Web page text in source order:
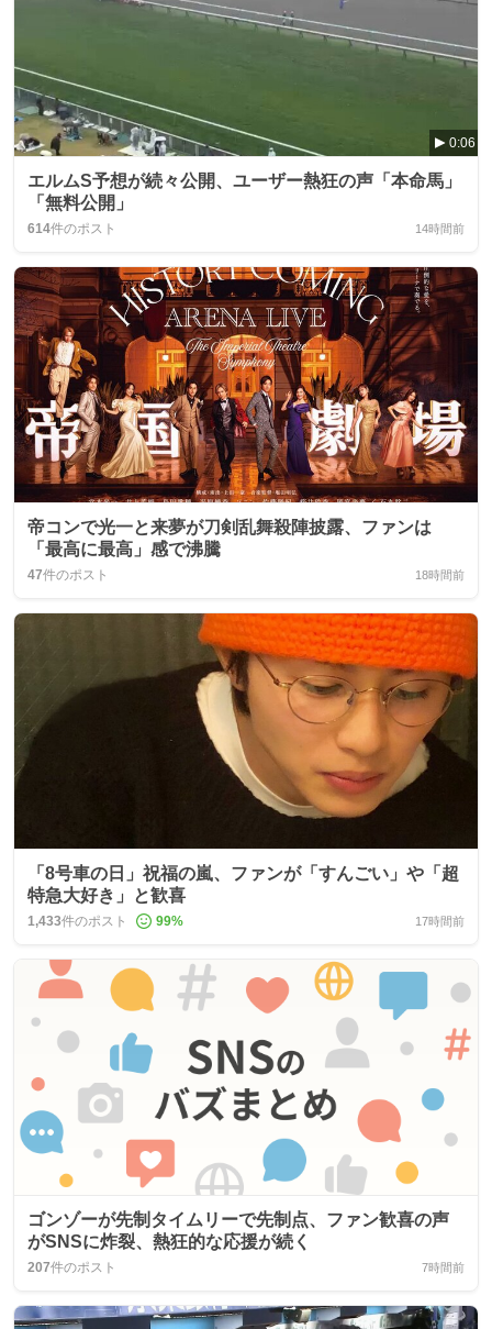
0:06
エルムS予想が続々公開、ユーザー熱狂の声「本命馬」
「無料公開」
614件のポスト 14時間前
帝コンで光一と来夢が刀剣乱舞殺陣披露、ファンは
「最高に最高」感で沸騰
47件のポスト 18時間前
「8号車の日」祝福の嵐、ファンが「すんごい」や「超
特急大好き」と歓喜
1,433件のポスト 99% 17時間前
ゴンゾーが先制タイムリーで先制点、ファン歓喜の声
がSNSに炸裂、熱狂的な応援が続く
207件のポスト 7時間前